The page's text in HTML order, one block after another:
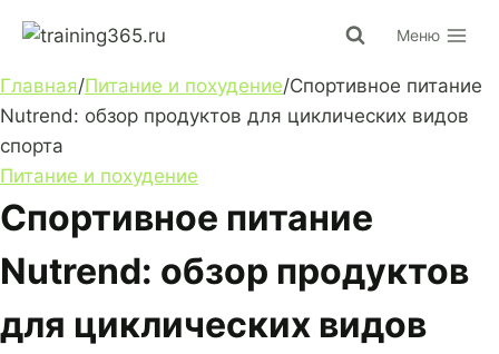
содержимому
Меню
Главная/Питание и похудение/Спортивное питание
Nutrend: обзор продуктов для циклических видов
спорта
Питание и похудение
Спортивное питание
Nutrend: обзор продуктов
для циклических видов